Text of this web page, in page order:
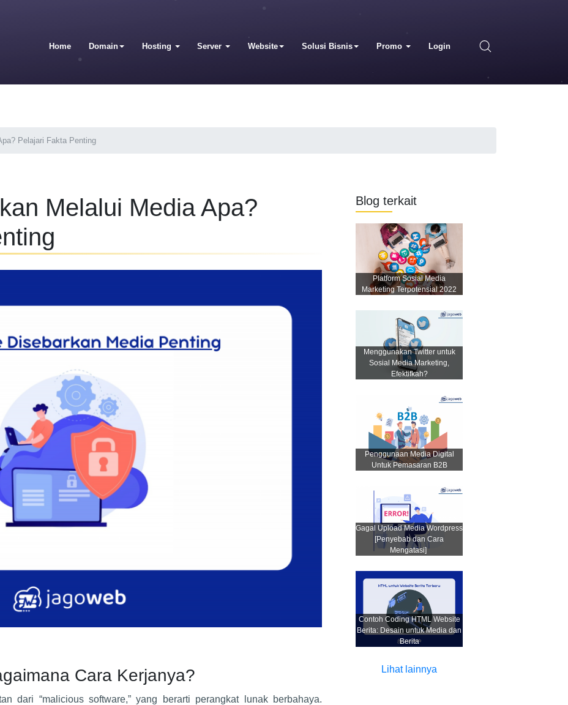
Home Domain Hosting Server Website Solusi Bisnis Promo Login
Pelajari Fakta Penting
Melalui Media Apa?
Cara Kerjanya?
dari “malicious software,” yang berarti perangkat lunak berbahaya.
Blog terkait
Platform Sosial Media
Marketing Terpotensial 2022
Menggunakan Twitter untuk
Sosial Media Marketing,
Efektifkah?
Penggunaan Media Digital
Untuk Pemasaran B2B
Gagal Upload Media Wordpress
[Penyebab dan Cara
Mengatasi]
Contoh Coding HTML Website
Berita: Desain untuk Media dan
Berita
Lihat lainnya